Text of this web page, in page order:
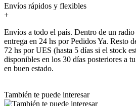
Envíos rápidos y flexibles
+
Envíos a todo el país. Dentro de un
entrega en 24 hs por Pedidos Ya. Resto
72 hs por UES (hasta 5 días si el stock
disponibles en los 30 días posteriores a
en buen estado.
También te puede interesar